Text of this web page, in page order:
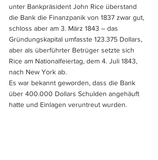
unter Bankpräsident John Rice überstand
die Bank die Finanzpanik von 1837 zwar gut,
schloss aber am 3. März 1843 – das
Gründungskapital umfasste 123.375 Dollars,
aber als überführter Betrüger setzte sich
Rice am Nationalfeiertag, dem 4. Juli 1843,
nach New York ab.
Es war bekannt geworden, dass die Bank
über 400.000 Dollars Schulden angehäuft
hatte und Einlagen veruntreut wurden.